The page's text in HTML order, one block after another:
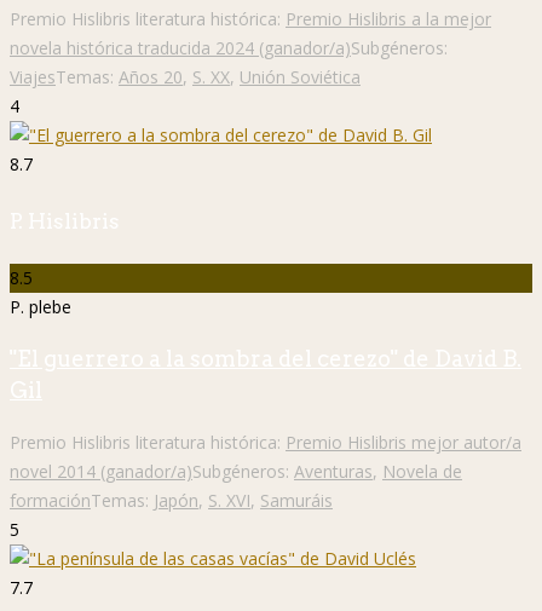
Premio Hislibris literatura histórica: Premio Hislibris a la mejor
novela histórica traducida 2024 (ganador/a)Subgéneros:
ViajesTemas: Años 20, S. XX, Unión Soviética
4
8.7
P. Hislibris
8.5
P. plebe
"El guerrero a la sombra del cerezo" de David B.
Gil
Premio Hislibris literatura histórica: Premio Hislibris mejor autor/a
novel 2014 (ganador/a)Subgéneros: Aventuras, Novela de
formaciónTemas: Japón, S. XVI, Samuráis
5
7.7